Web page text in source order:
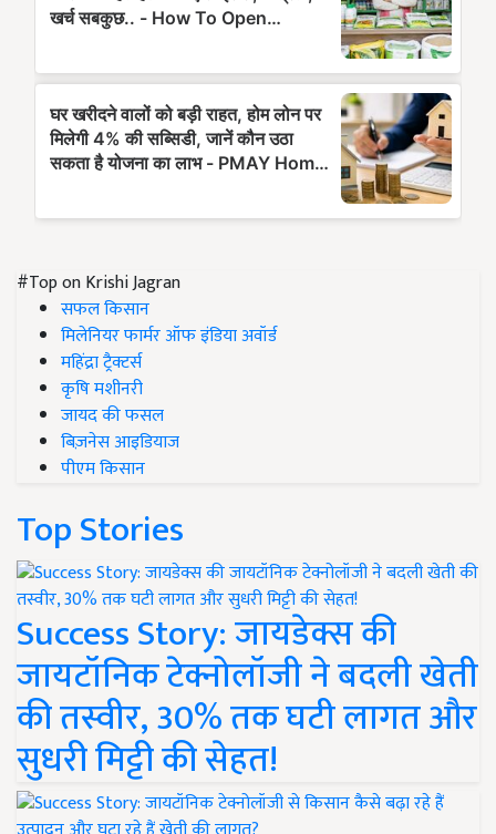
#Top on Krishi Jagran
सफल किसान
मिलेनियर फार्मर ऑफ इंडिया अवॉर्ड
महिंद्रा ट्रैक्टर्स
कृषि मशीनरी
जायद की फसल
बिज़नेस आइडियाज
पीएम किसान
Top Stories
Success Story: जायडेक्स की
जायटॉनिक टेक्नोलॉजी ने बदली खेती
की तस्वीर, 30% तक घटी लागत और
सुधरी मिट्टी की सेहत!